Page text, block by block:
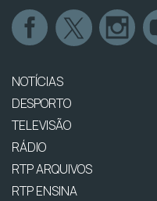
NOTÍCIAS
DESPORTO
TELEVISÃO
RÁDIO
RTP ARQUIVOS
RTP ENSINA